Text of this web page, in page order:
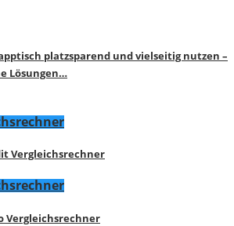
platzsparend und vielseitig nutzen –
Lösungen…
Vergleichsrechner
Vergleichsrechner